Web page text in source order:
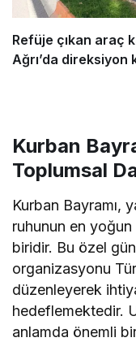
Refüje çıkan araç
Ağrı’da direksiyon
Kurban
Toplumsal
Kurban Bayramı,
ruhunun en yoğun
biridir. Bu özel
organizasyonu
düzenleyerek
hedeflemektedir.
anlamda önemli